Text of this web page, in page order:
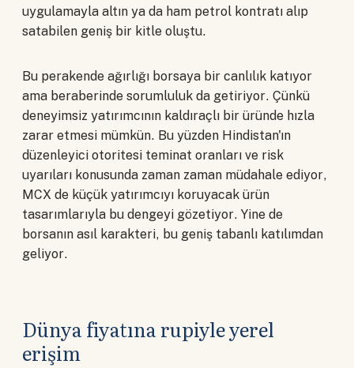
uygulamayla altın ya da ham petrol kontratı alıp
satabilen geniş bir kitle oluştu.
Bu perakende ağırlığı borsaya bir canlılık katıyor
ama beraberinde sorumluluk da getiriyor. Çünkü
deneyimsiz yatırımcının kaldıraçlı bir üründe hızla
zarar etmesi mümkün. Bu yüzden Hindistan'ın
düzenleyici otoritesi teminat oranları ve risk
uyarıları konusunda zaman zaman müdahale ediyor,
MCX de küçük yatırımcıyı koruyacak ürün
tasarımlarıyla bu dengeyi gözetiyor. Yine de
borsanın asıl karakteri, bu geniş tabanlı katılımdan
geliyor.
Dünya fiyatına rupiyle yerel
erişim